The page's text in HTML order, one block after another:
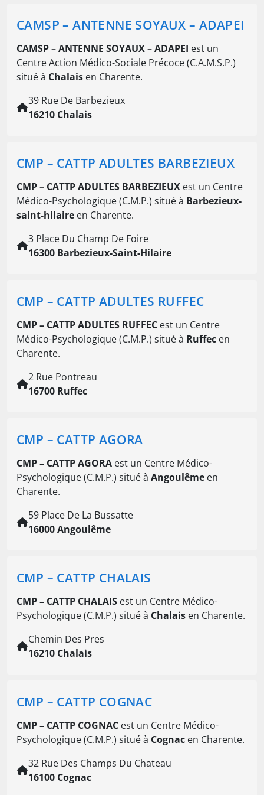
CAMSP – ANTENNE SOYAUX – ADAPEI
CAMSP – ANTENNE SOYAUX – ADAPEI est un
Centre Action Médico-Sociale Précoce (C.A.M.S.P.)
situé à Chalais en Charente.
39 Rue De Barbezieux
16210 Chalais
CMP – CATTP ADULTES BARBEZIEUX
CMP – CATTP ADULTES BARBEZIEUX est un Centre
Médico-Psychologique (C.M.P.) situé à Barbezieux-
saint-hilaire en Charente.
3 Place Du Champ De Foire
16300 Barbezieux-Saint-Hilaire
CMP – CATTP ADULTES RUFFEC
CMP – CATTP ADULTES RUFFEC est un Centre
Médico-Psychologique (C.M.P.) situé à Ruffec en
Charente.
2 Rue Pontreau
16700 Ruffec
CMP – CATTP AGORA
CMP – CATTP AGORA est un Centre Médico-
Psychologique (C.M.P.) situé à Angoulême en
Charente.
59 Place De La Bussatte
16000 Angoulême
CMP – CATTP CHALAIS
CMP – CATTP CHALAIS est un Centre Médico-
Psychologique (C.M.P.) situé à Chalais en Charente.
Chemin Des Pres
16210 Chalais
CMP – CATTP COGNAC
CMP – CATTP COGNAC est un Centre Médico-
Psychologique (C.M.P.) situé à Cognac en Charente.
32 Rue Des Champs Du Chateau
16100 Cognac